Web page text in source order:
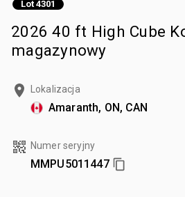
Lot 4301
2026 40 ft High Cube
magazynowy
Lokalizacja
Amaranth, ON, CAN
Numer seryjny
MMPU5011447